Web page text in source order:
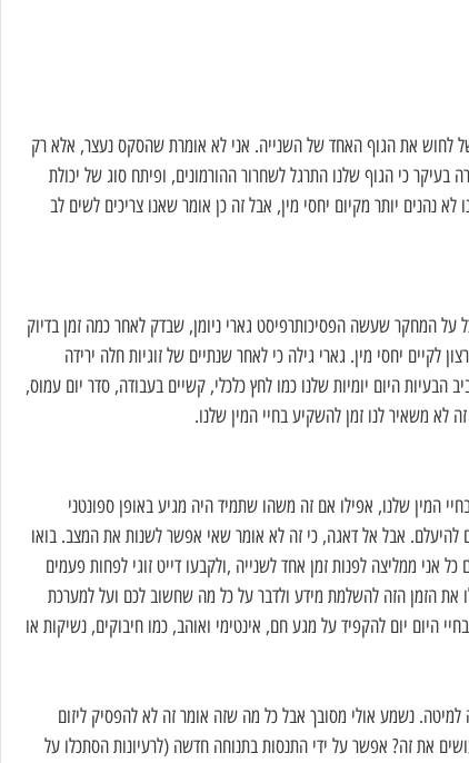
לחוש את הגוף האחד של השנייה. אני לא אומרת שהסקס נעצר, אלא רק
בעיקר כי הגוף שלנו התרגל לשחרור ההורמונים, ופיתח סוג של יכולת
לא נהנים יותר מקיום יחסי מין, אבל זה כן אומר שאנו צריכים לשים לב
על המחקר שעשה הפסיכותרפיסט גארי ניומן, שבדק לאחר כמה זמן בדיוק
לקיים יחסי מין. גארי גילה כי לאחר שנתיים של זוגיות חלה ירידה
היום יומיות שלנו כמו לחץ כלכלי, קשיים בעבודה, סדר יום עמוס,
לא משאיר לנו זמן להשקיע בחיי המין שלנו.
המין שלנו, אפילו אם זה משהו שתמיד היה מגיע באופן ספונטני
להיעלם. אבל אל דאגה, כי זה לא אומר שאי אפשר לשנות את המצב. בואו
אני ממליצה לפנות זמן אחד לשנייה ,ולקבעו דייט זוגי לפחות פעמים
את הזמן הזה להשלמת מידע ולדבר על כל מה שחשוב לכם ועל למערכת
היום יום להקפיד על מגע חם, אינטימי ואוהב, כמו חיבוקים, נשיקות או
נשמע אולי מסובך אבל כל מה שזה אומר זה לא להפסיק ליזום
את זה? אפשר על ידי התנסות בתנוחה חדשה (לרעיונות הסתכלו על